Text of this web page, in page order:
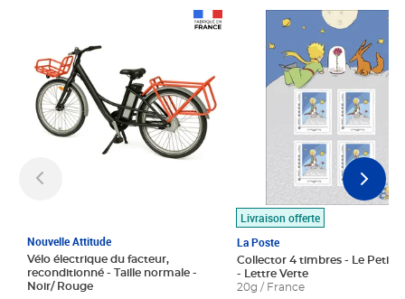
Nouvelle Attitude
Vélo électrique du facteur,
reconditionné - Taille normale -
Noir/ Rouge
Livraison offerte
La Poste
Collector 4 timbres - Le Petit
- Lettre Verte
20g / France
Prix 7,50€